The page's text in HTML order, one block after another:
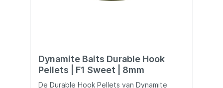
Dynamite Baits Durable Hook
Pellets | F1 Sweet | 8mm
De Durable Hook Pellets van Dynamite